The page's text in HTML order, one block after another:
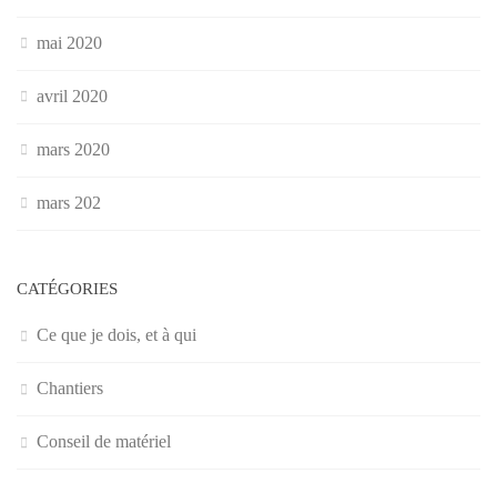
mai 2020
avril 2020
mars 2020
mars 202
CATÉGORIES
Ce que je dois, et à qui
Chantiers
Conseil de matériel